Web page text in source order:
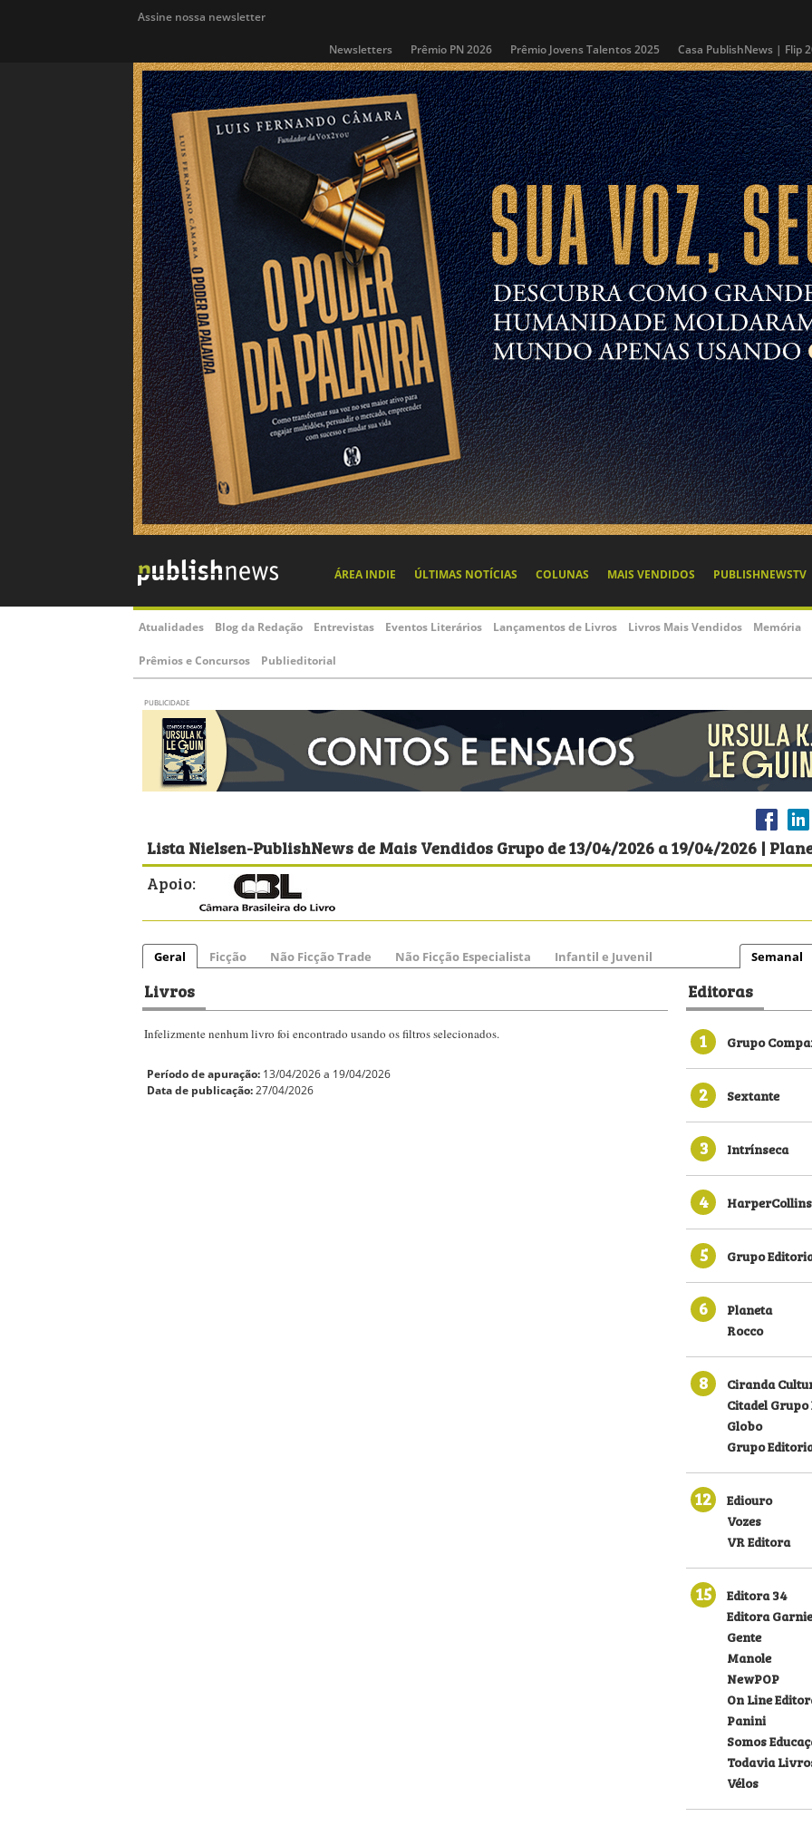
Assine nossa newsletter
Newsletters Prêmio PN 2026 Prêmio Jovens Talentos 2025 Casa PublishNews | Flip
ÁREA INDIE ÚLTIMAS NOTÍCIAS COLUNAS MAIS VENDIDOS PUBLISHNEWSTV
Atualidades Blog da Redação Entrevistas Eventos Literários Lançamentos de Livros Livros Mais Vendidos Memória
Prêmios e Concursos Publieditorial
PUBLICIDADE
Lista Nielsen-PublishNews de Mais Vendidos Grupo de 13/04/2026 a 19/04/2026 |
Apoio:
Geral Ficção Não Ficção Trade Não Ficção Especialista Infantil e Juvenil Semanal
Livros
Infelizmente nenhum livro foi encontrado usando os filtros selecionados.
Período de apuração: 13/04/2026 a 19/04/2026
Data de publicação:27/04/2026
Editoras
1
Grupo
2 Sextante
3 Intrínseca
4
5 Grupo
6
Planeta
Rocco
8
Ciranda
Citadel
Globo
Grupo
12
Ediouro
Vozes
VR Editora
15
Editora 34
Editora
Gente
Manole
NewPOP
On Line
Panini
Somos
Todavia
Vélos